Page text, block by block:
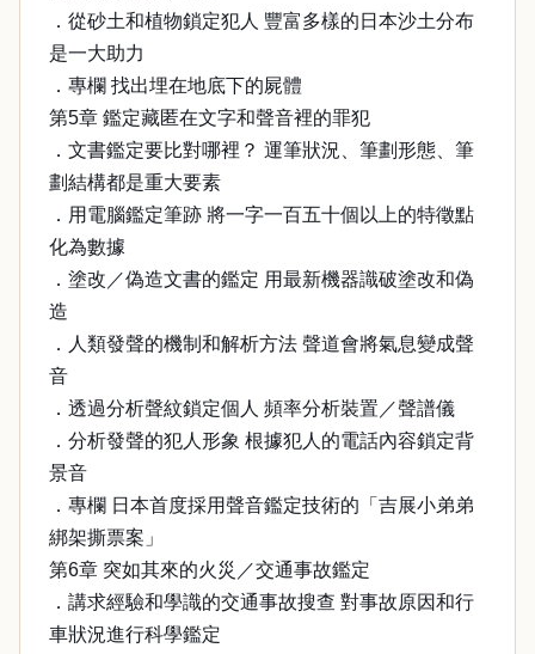
．從砂土和植物鎖定犯人 豐富多樣的日本沙土分布
是一大助力
．專欄 找出埋在地底下的屍體
第5章 鑑定藏匿在文字和聲音裡的罪犯
．文書鑑定要比對哪裡？ 運筆狀況、筆劃形態、筆
劃結構都是重大要素
．用電腦鑑定筆跡 將一字一百五十個以上的特徵點
化為數據
．塗改／偽造文書的鑑定 用最新機器識破塗改和偽
造
．人類發聲的機制和解析方法 聲道會將氣息變成聲
音
．透過分析聲紋鎖定個人 頻率分析裝置／聲譜儀
．分析發聲的犯人形象 根據犯人的電話內容鎖定背
景音
．專欄 日本首度採用聲音鑑定技術的「吉展小弟弟
綁架撕票案」
第6章 突如其來的火災／交通事故鑑定
．講求經驗和學識的交通事故搜查 對事故原因和行
車狀況進行科學鑑定